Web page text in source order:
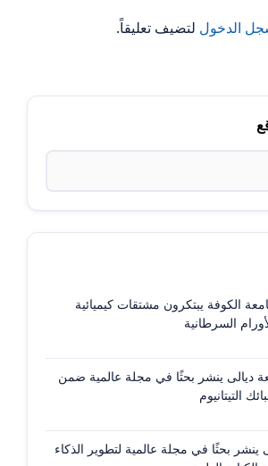
الدخول لتضيف تعليقاً.
الكوفة يبتكرون مشتقات كيميائية
السرطانية
ديالى ينشر بحثًا في مجلة عالمية ضمن
التيتانيوم
بحثًا في مجلة عالمية لتطوير الذكاء